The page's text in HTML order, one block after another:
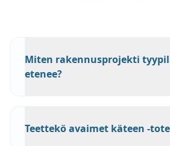
Miten rakennusprojekti
etenee?
Teettekö avaimet käteen -